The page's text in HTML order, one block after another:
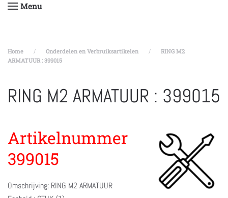
Menu
Home Onderdelen en Verbruiksartikelen
RING M2
ARMATUUR : 399015
RING M2 ARMATUUR : 399015
Artikelnummer
399015
Omschrijving: RING M2 ARMATUUR